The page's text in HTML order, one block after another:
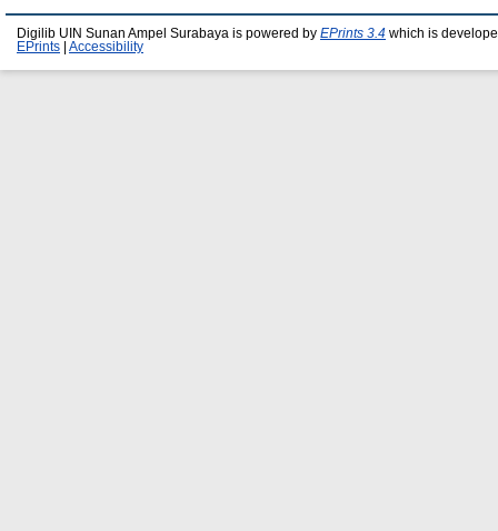
Digilib UIN Sunan Ampel Surabaya is powered by EPrints 3.4 which is
EPrints
Accessibility